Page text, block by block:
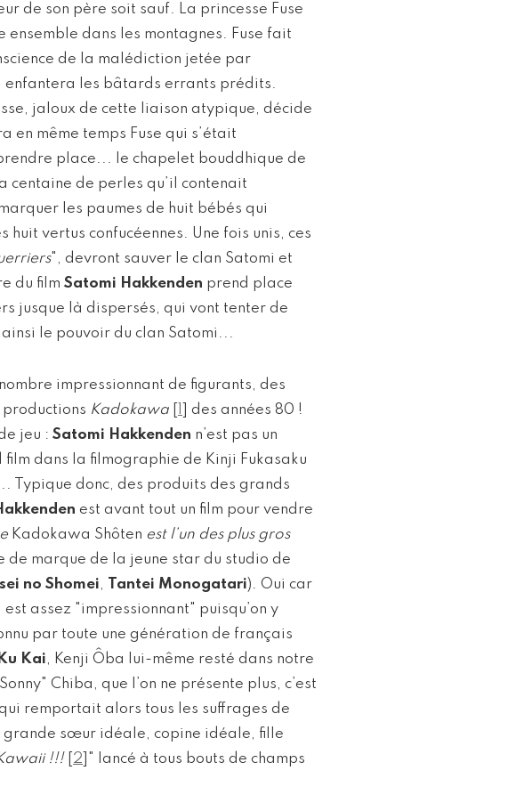
de son père soit sauf. La princesse Fuse
ensemble dans les montagnes. Fuse fait
de la malédiction jetée par
enfantera les bâtards errants prédits.
jaloux de cette liaison atypique, décide
en même temps Fuse qui s’était
place... le chapelet bouddhique de
centaine de perles qu’il contenait
les paumes de huit bébés qui
vertus confucéennes. Une fois unis, ces
", devront sauver le clan Satomi et
du film Satomi Hakkenden prend place
jusque là dispersés, qui vont tenter de
le pouvoir du clan Satomi...
impressionnant de figurants, des
productions Kadokawa
des années 80 !
jeu : Satomi Hakkenden n’est pas un
dans la filmographie de Kinji Fukasaku
Typique donc, des produits des grands
est avant tout un film pour vendre
Kadokawa Shôten est l’un des plus gros
de marque de la jeune star du studio de
no Shomei, Tantei Monogatari). Oui car
assez "impressionnant" puisqu’on y
par toute une génération de français
Kai, Kenji Ôba lui-même resté dans notre
Chiba, que l’on ne présente plus, c’est
remportait alors tous les suffrages de
sœur idéale, copine idéale, fille
!!! 2 " lancé à tous bouts de champs